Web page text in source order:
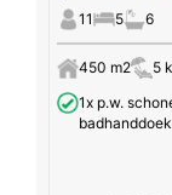
11 5 6
450 m2
5
1x p.w.